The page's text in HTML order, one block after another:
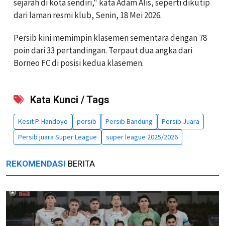
sejarah di kota sendiri," kata Adam Alis, seperti dikutip
dari laman resmi klub, Senin, 18 Mei 2026.
‎Persib kini memimpin klasemen sementara dengan 78
poin dari 33 pertandingan. Terpaut dua angka dari
Borneo FC di posisi kedua klasemen.
Kata Kunci / Tags
Kesit P. Handoyo persib Persib Bandung
Persib Juara
Persib juara Super League
super league 2025/2026
REKOMENDASI BERITA